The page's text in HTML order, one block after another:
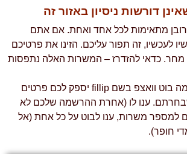
דורשות ניסיון באזור זה
מתאימות לכל אחד ואחת. אם אתם
לעכשיו, זה תפור עליכם. הזינו את פרטיכם
מחר. כדאי להזדרז – המשרות האלה נתפסות
שימו ♥! לאחר ההרשמה בוט וואצפ בשם fillip יספק לכם פרטים
ענו לו (אחרת ההרשמה שלכם לא
משרות, ענו לבוט על כל אחת (אל
חופר).